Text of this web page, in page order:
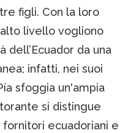
figli. Con la loro
livello vogliono
da una
infatti, nei suoi
sfoggia un'ampia
si distingue
ecuadoriani e